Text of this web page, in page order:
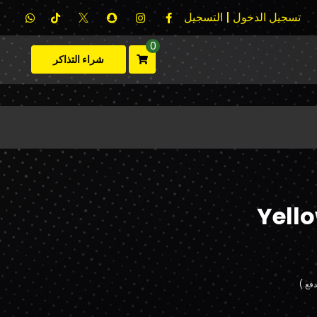
تسجيل الدخول | التسجيل
0
شراء التذاكر